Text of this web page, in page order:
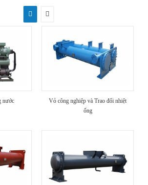
nước
Vỏ công nghiệp và Trao đổi nhiệt
ống